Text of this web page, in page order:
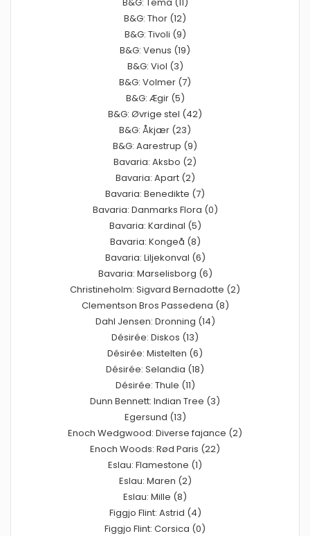
B&G: Thor (12)
B&G: Tivoli (9)
B&G: Venus (19)
B&G: Viol (3)
B&G: Volmer (7)
B&G: Ægir (5)
B&G: Øvrige stel (42)
B&G: Åkjær (23)
B&G: Aarestrup (9)
Bavaria: Aksbo (2)
Bavaria: Apart (2)
Bavaria: Benedikte (7)
Bavaria: Danmarks Flora (0)
Bavaria: Kardinal (5)
Bavaria: Kongeå (8)
Bavaria: Liljekonval (6)
Bavaria: Marselisborg (6)
Christineholm: Sigvard Bernadotte (2)
Clementson Bros Passedena (8)
Dahl Jensen: Dronning (14)
Désirée: Diskos (13)
Désirée: Mistelten (6)
Désirée: Selandia (18)
Désirée: Thule (11)
Dunn Bennett: Indian Tree (3)
Egersund (13)
Enoch Wedgwood: Diverse fajance (2)
Enoch Woods: Rød Paris (22)
Eslau: Flamestone (1)
Eslau: Maren (2)
Eslau: Mille (8)
Figgjo Flint: Astrid (4)
Figgjo Flint: Corsica (0)